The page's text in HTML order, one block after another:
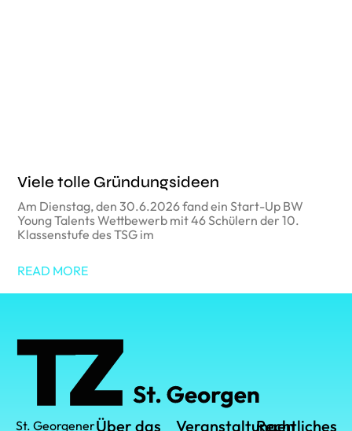
Viele tolle Gründungsideen
Am Dienstag, den 30.6.2026 fand ein Start-Up BW
Young Talents Wettbewerb mit 46 Schülern der 10.
Klassenstufe des TSG im
READ MORE
St. GeorgenerÜber das
VeranstaltungenRechtliches